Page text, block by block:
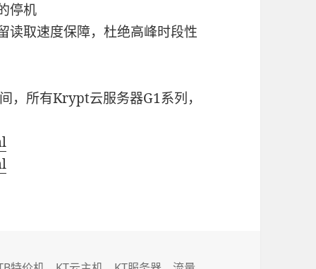
停机
读取速度保障，杜绝高峰时段性
，所有Krypt云服务器G1系列，